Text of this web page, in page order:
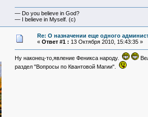
— Do you believe in God?
— I believe in Myself. (c)
Re: О назначении еще одного
« Ответ #1 : 13 Октября 2010, 15:43:35 »
Ну наконец-то,явление Феникса народу.
раздел "Вопросы по Квантовой Магии".